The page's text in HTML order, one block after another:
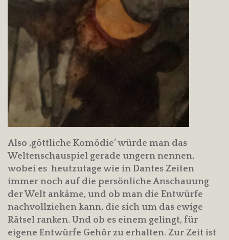
Also ‚göttliche Komödie‘ würde man das
Weltenschauspiel gerade ungern nennen,
wobei es heutzutage wie in Dantes Zeiten
immer noch auf die persönliche Anschauung
der Welt ankäme, und ob man die Entwürfe
nachvollziehen kann, die sich um das ewige
Rätsel ranken. Und ob es einem gelingt, für
eigene Entwürfe Gehör zu erhalten. Zur Zeit ist